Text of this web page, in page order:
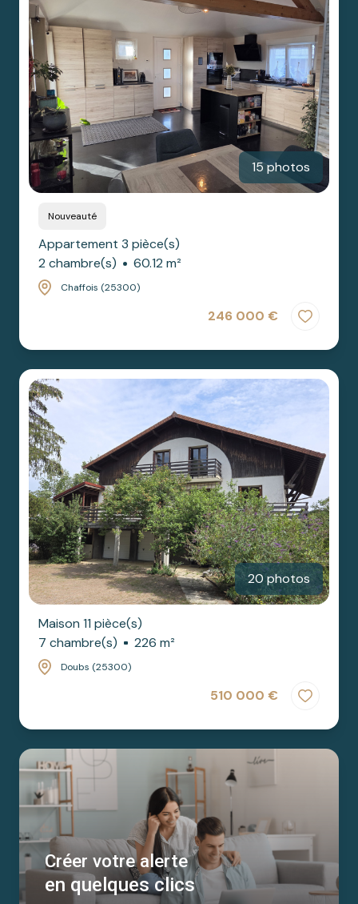
SAONE
BIENS
PRESTIGE
cherchez
un bien ?
nos
partenaires
nous
contacter
15 photos
Nouveauté
Appartement 3 pièce(s)
2 chambre(s)
60.12 m²
Chaffois (25300)
246 000 €
20 photos
Maison 11 pièce(s)
7 chambre(s)
226 m²
Doubs (25300)
510 000 €
Créer votre alerte
en quelques clics